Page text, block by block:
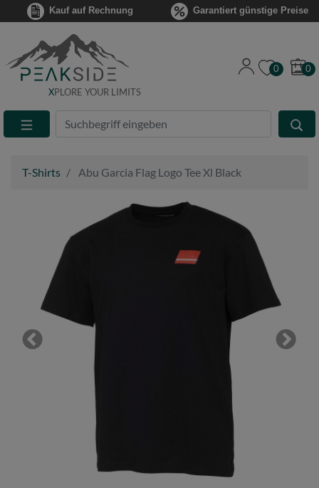
Kauf auf Rechnung Garantiert günstige Preise
XPLORE YOUR LIMITS
Suche
Eingabefeld
0 0
T-Shirts Abu Garcia Flag Logo Tee Xl Black
Previous Next